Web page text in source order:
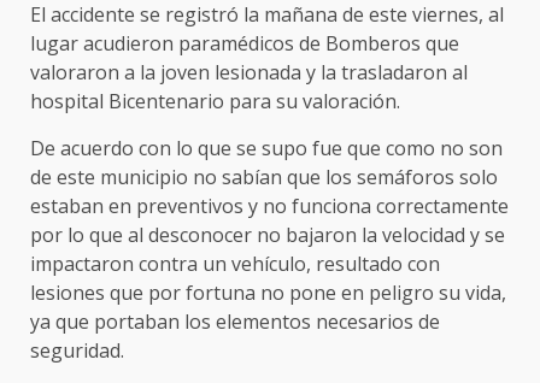
El accidente se registró la mañana de este viernes, al
lugar acudieron paramédicos de Bomberos que
valoraron a la joven lesionada y la trasladaron al
hospital Bicentenario para su valoración.
De acuerdo con lo que se supo fue que como no son
de este municipio no sabían que los semáforos solo
estaban en preventivos y no funciona correctamente
por lo que al desconocer no bajaron la velocidad y se
impactaron contra un vehículo, resultado con
lesiones que por fortuna no pone en peligro su vida,
ya que portaban los elementos necesarios de
seguridad.